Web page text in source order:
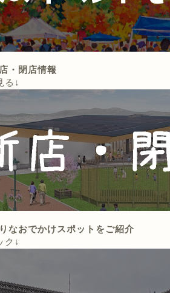
・閉店情報
る↓
なおでかけスポットをご紹介
ク↓